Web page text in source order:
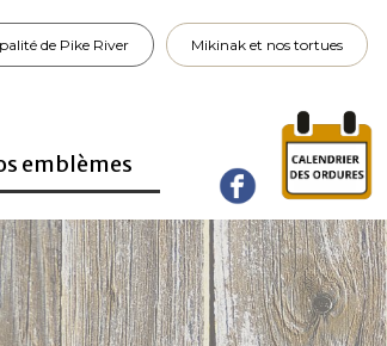
emblèmes
de Pike River Mikinak et nos tortues